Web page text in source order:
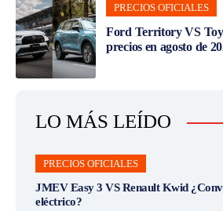
PRECIOS OFICIALES
Ford Territory VS
precios en agosto de
LO MÁS LEÍDO
PRECIOS OFICIALES
JMEV Easy 3 VS Renault Kwid
eléctrico?